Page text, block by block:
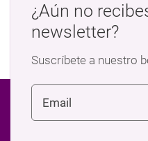
¿Aún no
newsletter?
Suscríbete a nuestro